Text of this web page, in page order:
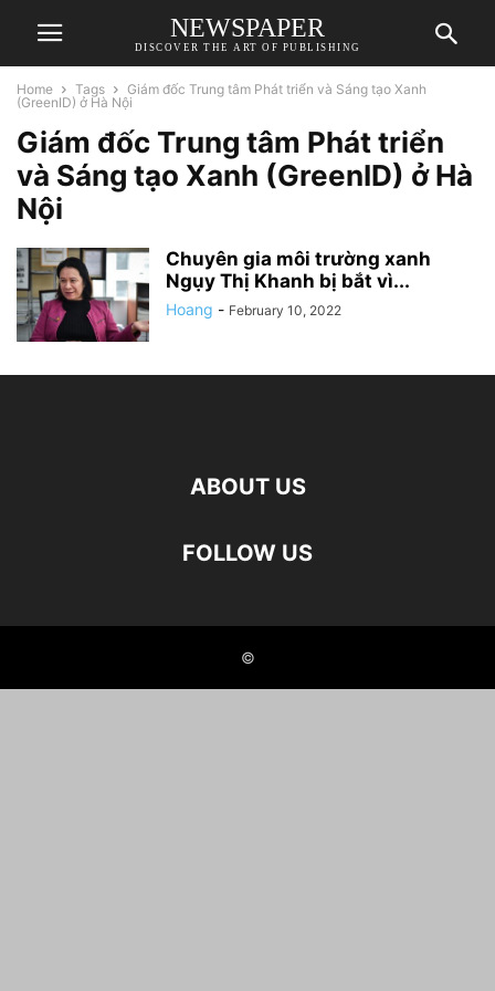
NEWSPAPER
DISCOVER THE ART OF PUBLISHING
Home Tags
Giám đốc Trung tâm Phát triển và Sáng tạo Xanh
(GreenID) ở Hà Nội
Giám đốc Trung tâm Phát triển
và Sáng tạo Xanh (GreenID) ở Hà
Nội
Chuyên gia môi trường xanh
Ngụy Thị Khanh bị bắt vì...
Hoang - February 10, 2022
ABOUT US
FOLLOW US
©